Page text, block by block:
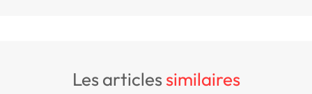
les articlessimilaires